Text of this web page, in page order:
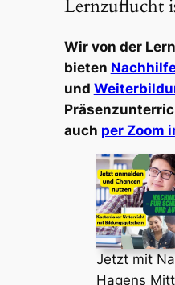
Lernzuflucht
Wir von der
bieten
und
auch per Zoom
Jetzt mit
Hagens